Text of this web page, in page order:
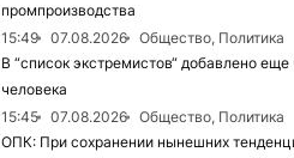
промпроизводства
15:49
07.08.2026
Общество, Политика
В “список экстремистов“ добавлено
человека
15:45
07.08.2026
Общество, Политика
ОПК: При сохранении нынешних